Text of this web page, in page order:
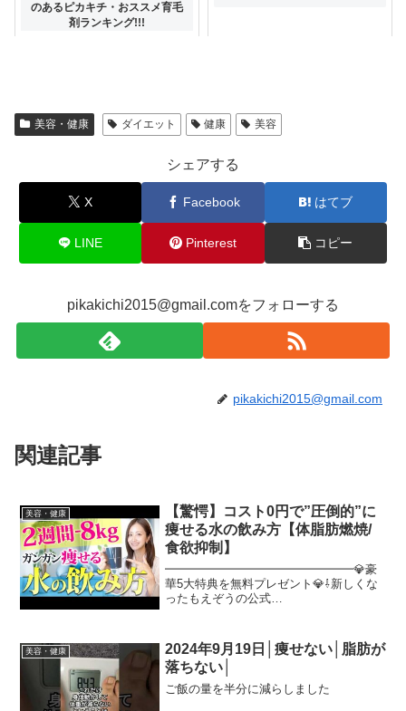
のあるピカキチ・おススメ育毛
剤ランキング!!!
美容・健康 ダイエット 健康 美容
シェアする
X Facebook はてブ
LINE Pinterest コピー
pikakichi2015@gmail.comをフォローする
pikakichi2015@gmail.com
関連記事
美容・健康
【驚愕】コスト0円で”圧倒的”に
痩せる水の飲み方【体脂肪燃焼/
食欲抑制】
━━━━━━━━━━━━━━━━💎豪
華5大特典を無料プレゼント💎⇩新しくな
ったもえぞうの公式
るだけ！皆さんの食事を私"もえぞう"が
診断し、あなたが今すぐ取り組...
美容・健康
2024年9月19日│痩せない│脂肪が
落ちない│
ご飯の量を半分に減らしました